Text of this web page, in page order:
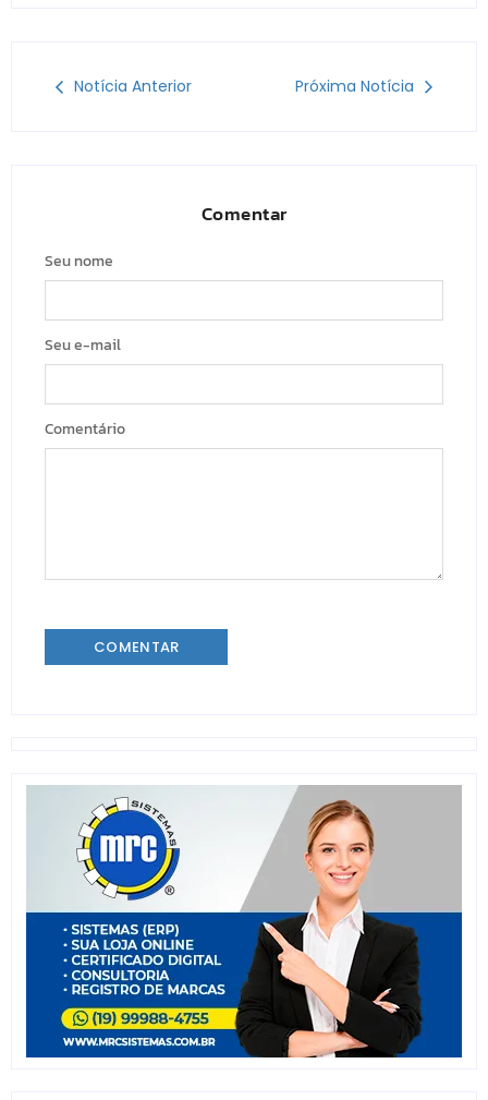
Notícia Anterior Próxima Notícia
Comentar
Seu nome
Seu e-mail
Comentário